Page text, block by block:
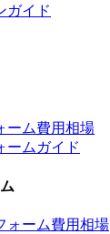
ガイド
ーム費用相場
ームガイド
ォーム費用相場